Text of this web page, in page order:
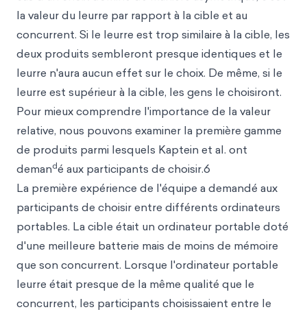
la valeur du leurre par rapport à la cible et au
concurrent. Si le leurre est trop similaire à la cible, les
deux produits sembleront presque identiques et le
leurre n'aura aucun effet sur le choix. De même, si le
leurre est supérieur à la cible, les gens le choisiront.
Pour mieux comprendre l'importance de la valeur
relative, nous pouvons examiner la première gamme
de produits parmi lesquels Kaptein et al. ont
demandé aux participants de choisir.6
La première expérience de l'équipe a demandé aux
participants de choisir entre différents ordinateurs
portables. La cible était un ordinateur portable doté
d'une meilleure batterie mais de moins de mémoire
que son concurrent. Lorsque l'ordinateur portable
leurre était presque de la même qualité que le
concurrent, les participants choisissaient entre le